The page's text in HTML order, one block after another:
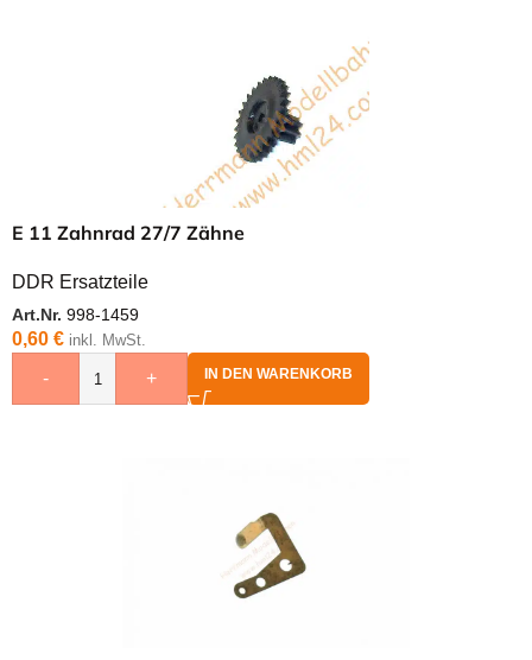
E 11 Zahnrad 27/7 Zähne
DDR Ersatzteile
Art.Nr. 998-1459
0,60 € inkl. MwSt.
- + IN DEN WARENKORB